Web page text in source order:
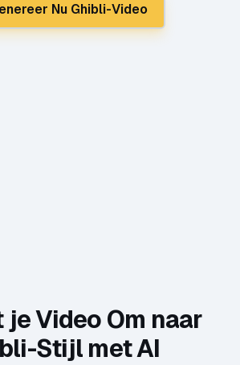
Nu Ghibli-Video
je Video Om naar
Stijl met AI